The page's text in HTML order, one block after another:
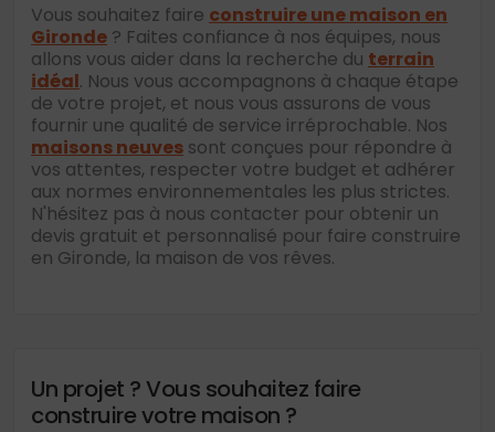
Vous souhaitez faire construire une maison en
Gironde ? Faites confiance à nos équipes, nous
allons vous aider dans la recherche du terrain
idéal. Nous vous accompagnons à chaque étape
de votre projet, et nous vous assurons de vous
fournir une qualité de service irréprochable. Nos
maisons neuves sont conçues pour répondre à
vos attentes, respecter votre budget et adhérer
aux normes environnementales les plus strictes.
N'hésitez pas à nous contacter pour obtenir un
devis gratuit et personnalisé pour faire construire
en Gironde, la maison de vos rêves.
Un projet ? Vous souhaitez faire
construire votre maison ?